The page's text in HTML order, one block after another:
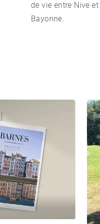
de vie entre Nive
Bayonne.